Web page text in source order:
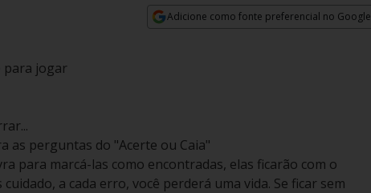
Adicione como fonte preferencial no Google
para jogar
as perguntas do "Acerte ou Caia"
para marcá-las como encontradas, elas ficarão com o
a cada erro, você perderá uma vida. Se ficar sem